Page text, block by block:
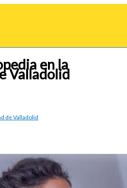
en la
Valladolid
de Valladolid